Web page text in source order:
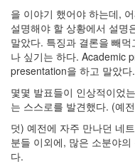
을 이야기 했어야 하는데,
설명해야 할 상황에서 설명
말았다. 특징과 결론을 빼
나 싶기는 하다. Academic
presentation을 하고 말았
몇몇 발표들이 인상적이었
는 스스로를 발견했다. (예
덧) 예전에 자주 만나던 네
분들 이외에, 많은 소분야
다.
효
몇
가
지
계
획
(1)
CODE
keyboard
MX